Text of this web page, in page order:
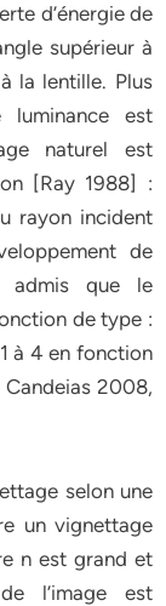
d’énergie de
supérieur à
la lentille. Plus
est
naturel est
[Ray 1988] :
rayon incident
de
admis que le
de type :
à 4 en fonction
2008,
selon une
un vignettage
n est grand et
l’image est